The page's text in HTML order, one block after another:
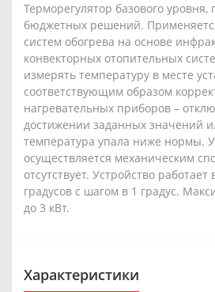
Терморегулятор базового уровня,
бюджетных решений.
систем обогрева на основе
конвекторных отопительных
измерять температуру в месте
соответствующим образом
нагревательных приборов –
достижении заданных значений
температура упала ниже нормы.
осуществляется механическим
отсутствует. Устройство
градусов с шагом в 1 градус.
до 3 кВт.
Характеристики